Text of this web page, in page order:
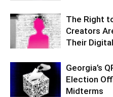
The Right
Creators
Their
Georgia’s
Election
Midterms